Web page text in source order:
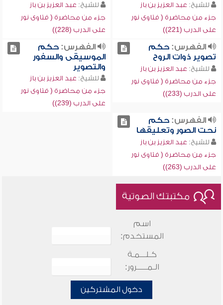
للشيخ: عبد العزيز بن باز
جزء من محاضرة ( فتاوى نور
على الدرب (221))
للشيخ: عبد العزيز بن باز
جزء من محاضرة ( فتاوى نور
على الدرب (228))
الفهرس:حكم
تصوير ذوات الروح
للشيخ: عبد العزيز بن باز
جزء من محاضرة ( فتاوى نور
على الدرب (233))
الفهرس:حكم
الموسيقى والسفور
والتصوير
للشيخ: عبد العزيز بن باز
جزء من محاضرة ( فتاوى نور
على الدرب (239))
الفهرس:حكم
نحت الصور وتعليقها
للشيخ: عبد العزيز بن باز
جزء من محاضرة ( فتاوى نور
على الدرب (263))
مكتبتك الصوتية
اسم
المستخدم:
كـلـــمـة
الـمـــــرور:
دخول المشتركين